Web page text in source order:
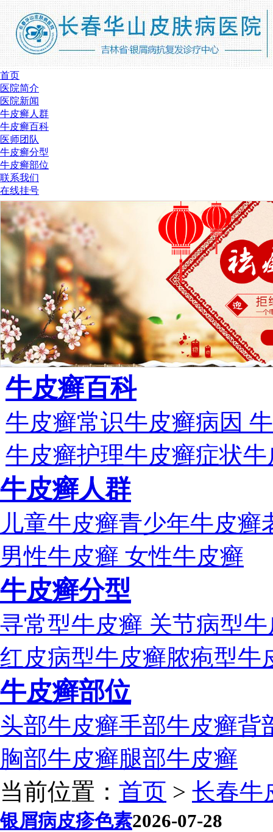
首页
医院简介
医院新闻
牛皮癣人群
牛皮癣百科
医师团队
牛皮癣分型
牛皮癣部位
联系我们
在线挂号
牛皮癣百科
牛皮癣常识牛皮癣病因
牛皮癣护理牛皮癣症状牛
牛皮癣人群
儿童牛皮癣青少年牛皮癣
男性牛皮癣 女性牛皮癣
牛皮癣分型
寻常型牛皮癣 关节病型
红皮病型牛皮癣脓疱型牛
牛皮癣部位
头部牛皮癣手部牛皮癣背
胸部牛皮癣腿部牛皮癣
当前位置： 首页 > 长春牛
银屑病皮疹色素2026-07-28